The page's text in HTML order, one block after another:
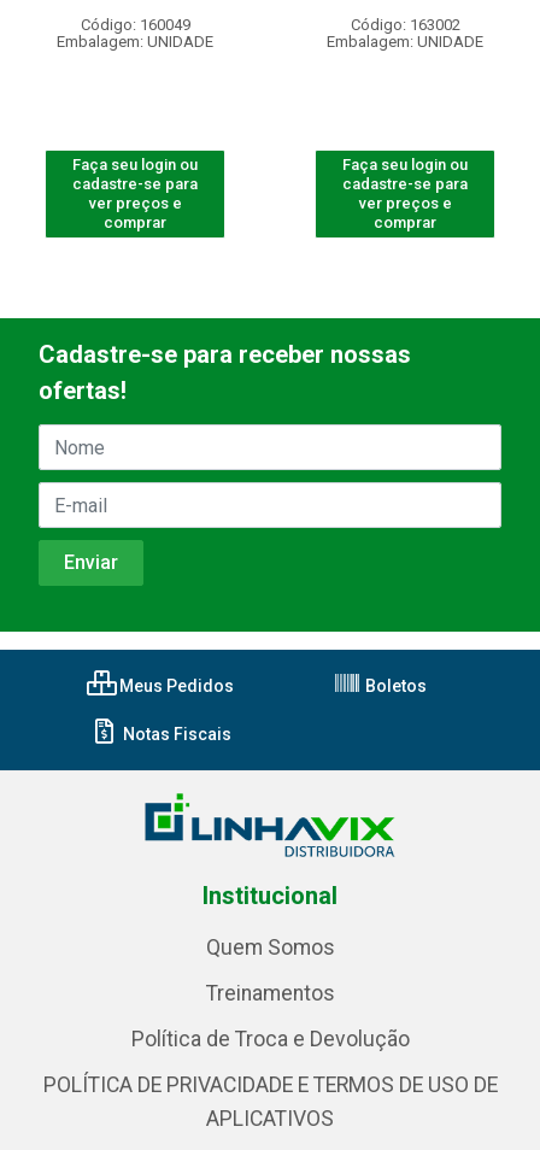
Código: 160049
Embalagem: UNIDADE
Faça seu login ou
cadastre-se para
ver preços e
comprar
Código: 163002
Embalagem: UNIDADE
Faça seu login ou
cadastre-se para
ver preços e
comprar
Cadastre-se para receber nossas
ofertas!
Meus Pedidos Boletos
Notas Fiscais
Institucional
Quem Somos
Treinamentos
Política de Troca e Devolução
POLÍTICA DE PRIVACIDADE E TERMOS DE USO DE
APLICATIVOS